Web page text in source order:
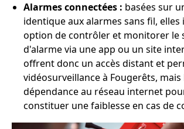
Alarmes connectées : basées sur
identique aux alarmes sans fil,
option de contrôler et monitorer le
d'alarme via une app ou un site
offrent donc un accès distant et
vidéosurveillance à Fougerêts,
dépendance au réseau internet
constituer une faiblesse en cas de